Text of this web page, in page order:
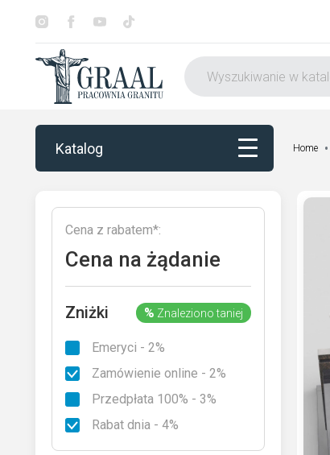
Katalog
Katalog
Otoczenie nagrobka
Rodzaje granitu
Home
Cena z rabatem*:
Cena na żądanie
Zniżki % Znaleziono taniej
Emeryci - 2%
Zamówienie online - 2%
Przedpłata 100% - 3%
Rabat dnia - 4%